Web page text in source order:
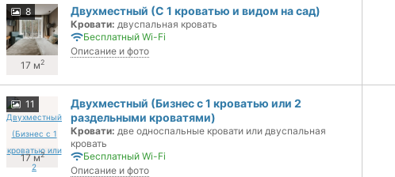
8
17 м2
Двухместный (С 1 кроватью и видом на сад)
Кровати: двуспальная кровать
Бесплатный Wi-Fi
Описание и фото
11
17 м2
Двухместный (Бизнес с 1 кроватью или 2
раздельными кроватями)
Кровати: две односпальные кровати или двуспальная
кровать
Бесплатный Wi-Fi
Описание и фото